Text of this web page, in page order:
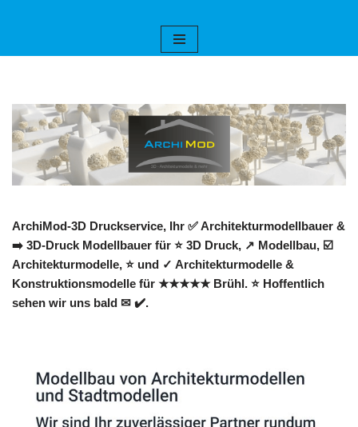
ArchiMod-3D Druckservice, Ihr ✅ Architekturmodellbauer &
➡️ 3D-Druck Modellbauer für ⭐ 3D Druck, ↗️ Modellbau, ☑️
Architekturmodelle, ⭐ und ✓ Architekturmodelle &
Konstruktionsmodelle für ★★★★★ Brühl. ⭐ Hoffentlich
sehen wir uns bald ✉ ✔️.